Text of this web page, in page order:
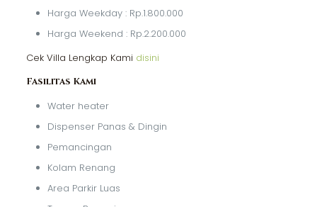
Harga Weekday : Rp.1.800.000
Harga Weekend : Rp.2.200.000
Cek Villa Lengkap Kami disini
Fasilitas Kami
Water heater
Dispenser Panas & Dingin
Pemancingan
Kolam Renang
Area Parkir Luas